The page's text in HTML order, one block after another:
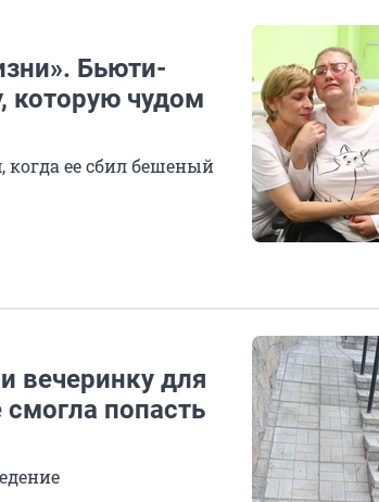
Бьюти-
которую чудом
ее сбил бешеный
вечеринку для
попасть